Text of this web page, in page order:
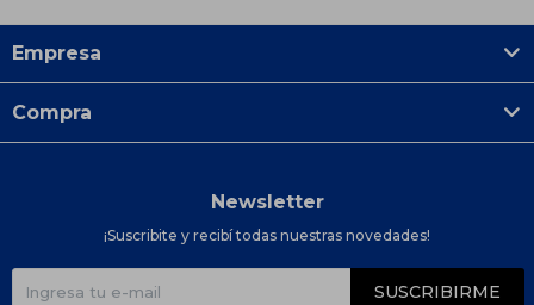
Empresa
Compra
Newsletter
¡Suscribite y recibí todas nuestras novedades!
SUSCRIBIRME